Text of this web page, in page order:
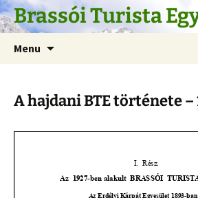
Skip
to Brassói Turista
Menu
A hajdani BTE története –